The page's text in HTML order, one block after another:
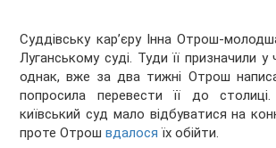
Суддівську кар’єру Інна Отрош-
Луганському суді. Туди її призначили у
однак, вже за два тижні Отрош
попросила перевести її до
київський суд мало відбуватися на
проте Отрошвдалося їх обійти.